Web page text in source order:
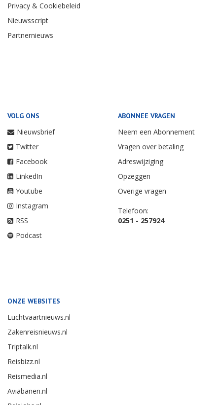
Privacy & Cookiebeleid
Nieuwsscript
Partnernieuws
VOLG ONS
Nieuwsbrief
Twitter
Facebook
LinkedIn
Youtube
Instagram
RSS
Podcast
ABONNEE VRAGEN
Neem een Abonnement
Vragen over betaling
Adreswijziging
Opzeggen
Overige vragen
Telefoon:
0251 - 257924
ONZE WEBSITES
Luchtvaartnieuws.nl
Zakenreisnieuws.nl
Triptalk.nl
Reisbizz.nl
Reismedia.nl
Aviabanen.nl